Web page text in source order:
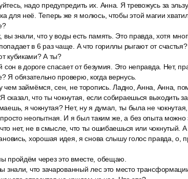
надо предупредить их. Анна. Я тревожусь за
для неё. Теперь же я молюсь, чтобы этой магии
знали, что у воды есть память. Это правда, хотя
в 6 раз чаще. А что гориллы рыгают от
кубиками? А ты?
сон в дороге спасает от безумия. Это неправда. Нет,
Я обязательно проверю, когда вернусь.
чем займёмся, сен, не торопись. Ладно, Анна, Анна,
сказал, что ты чокнутая, если собираешься выходить
я чокнутая? Нет, ну я думал, ты была не
неопытная. И я был таким же, а без опыта можно
нет, не в смысле, что ты ошибаешься или чокнутый.
хорошая идея, я снова слышу голос правда, о,
пройдём через это вместе, обещаю.
знали, что зачарованный лес это место